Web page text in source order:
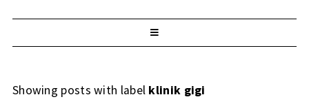
Showing posts with label klinik gigi